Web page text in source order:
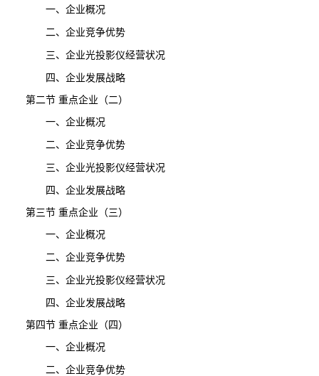
一、企业概况
二、企业竞争优势
三、企业光投影仪经营状况
四、企业发展战略
第二节 重点企业（二）
一、企业概况
二、企业竞争优势
三、企业光投影仪经营状况
四、企业发展战略
第三节 重点企业（三）
一、企业概况
二、企业竞争优势
三、企业光投影仪经营状况
四、企业发展战略
第四节 重点企业（四）
一、企业概况
二、企业竞争优势